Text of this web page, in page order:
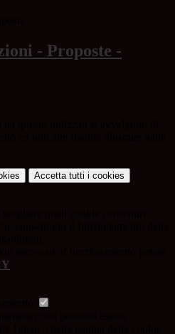
- Proposte -
Accetta tutti i cookies